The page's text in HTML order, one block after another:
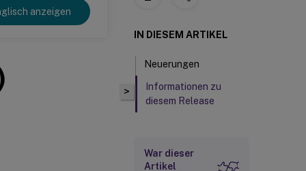
anzeigen
>
IN DIESEM ARTIKEL
Neuerungen
Informationen zu
diesem Release
War dieser
Artikel